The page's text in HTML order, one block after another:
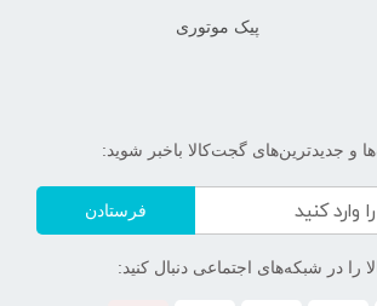
پیک موتوری
و جدیدترین‌های گجت‌کالا باخبر شوید:
فرستادن
را در شبکه‌های اجتماعی دنبال کنید: